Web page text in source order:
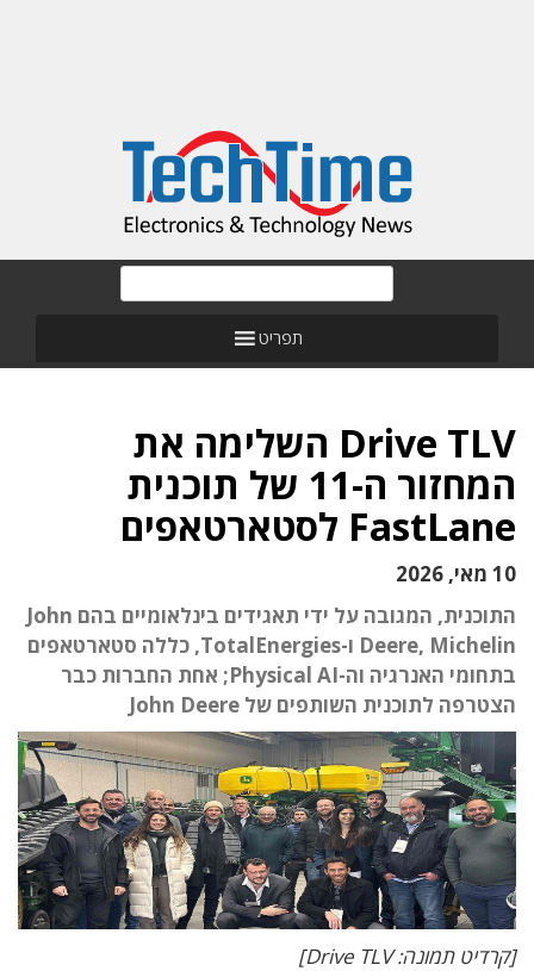
תפריט
Drive TLV השלימה את
המחזור ה-11 של תוכנית
FastLane לסטארטאפים
10 מאי, 2026
התוכנית, המגובה על ידי תאגידים בינלאומיים בהם John
Deere, Michelin ו-TotalEnergies, כללה סטארטאפים
בתחומי האנרגיה וה-Physical AI; אחת החברות כבר
הצטרפה לתוכנית השותפים של John Deere
[קרדיט תמונה: Drive TLV]